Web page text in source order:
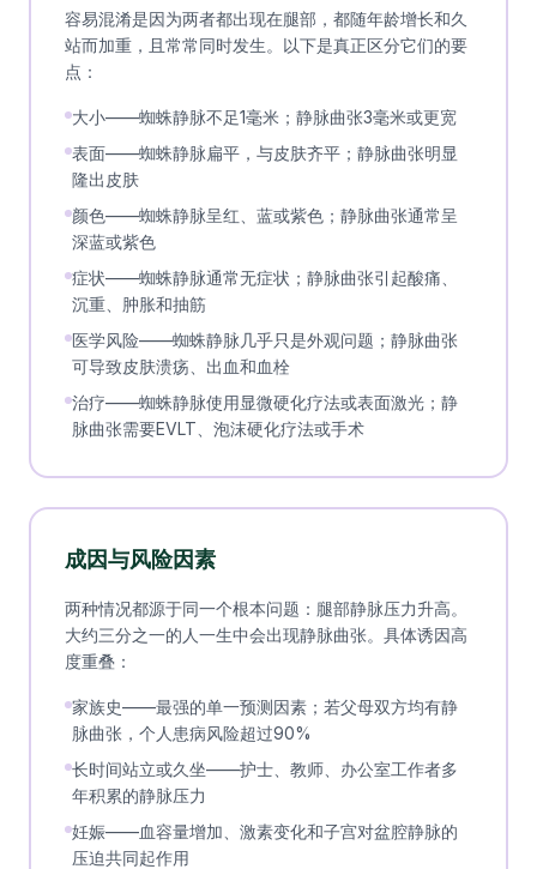
容易混淆是因为两者都出现在腿部，都随年龄增长和久
站而加重，且常常同时发生。以下是真正区分它们的要
点：
大小——蜘蛛静脉不足1毫米；静脉曲张3毫米或更宽
表面——蜘蛛静脉扁平，与皮肤齐平；静脉曲张明显
隆出皮肤
颜色——蜘蛛静脉呈红、蓝或紫色；静脉曲张通常呈
深蓝或紫色
症状——蜘蛛静脉通常无症状；静脉曲张引起酸痛、
沉重、肿胀和抽筋
医学风险——蜘蛛静脉几乎只是外观问题；静脉曲张
可导致皮肤溃疡、出血和血栓
治疗——蜘蛛静脉使用显微硬化疗法或表面激光；静
脉曲张需要EVLT、泡沫硬化疗法或手术
成因与风险因素
两种情况都源于同一个根本问题：腿部静脉压力升高。
大约三分之一的人一生中会出现静脉曲张。具体诱因高
度重叠：
家族史——最强的单一预测因素；若父母双方均有静
脉曲张，个人患病风险超过90%
长时间站立或久坐——护士、教师、办公室工作者多
年积累的静脉压力
妊娠——血容量增加、激素变化和子宫对盆腔静脉的
压迫共同起作用